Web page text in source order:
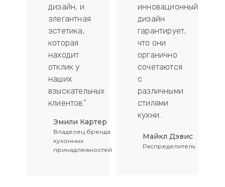
дизайн, и
элегантная
эстетика,
которая
находит
отклик у
наших
взыскательных
клиентов.”
Эмили Картер
Владелец бренда
кухонных
принадлежностей
инновационный
дизайн
гарантирует,
что они
органично
сочетаются
с
различными
стилями
кухни..
Майкл Дэвис
Распределитель